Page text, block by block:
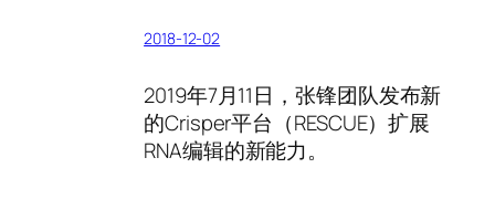
2018-12-02
2019年7月11日，张锋团队发布新
的Crisper平台（RESCUE）扩展
RNA编辑的新能力。